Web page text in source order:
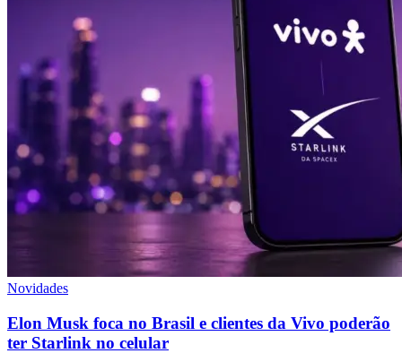
Novidades
Elon Musk foca no Brasil e clientes da Vivo poderão
ter Starlink no celular